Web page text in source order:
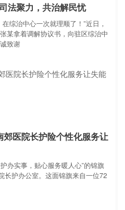
法聚力，共治解民忧
综治中心一次就理顺了！”近日，
某拿着调解协议书，向驻区综治中
致谢
医院长护险个性化服务让
办实事，贴心服务暖人心”的锦旗
长护办公室。这面锦旗来自一位72